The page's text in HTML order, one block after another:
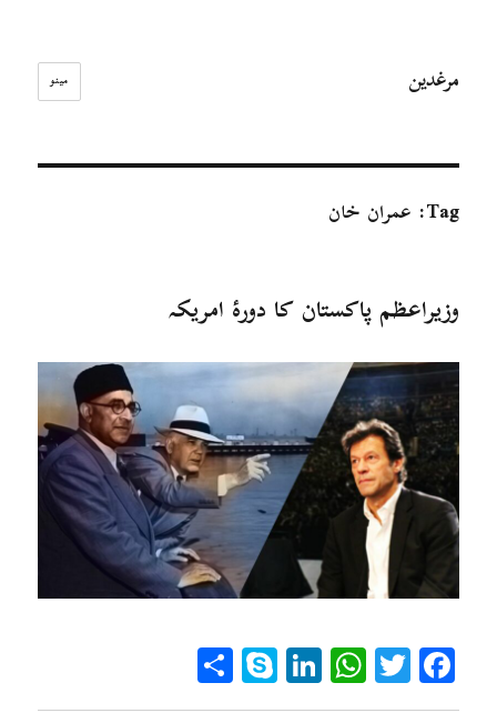
مرغدین مینو
Tag: عمران خان
وزیراعظم پاکستان کا دورۂ امریکہ
Fa
ce
T
wi
W
ha
Li
n
Sk
yp
ar